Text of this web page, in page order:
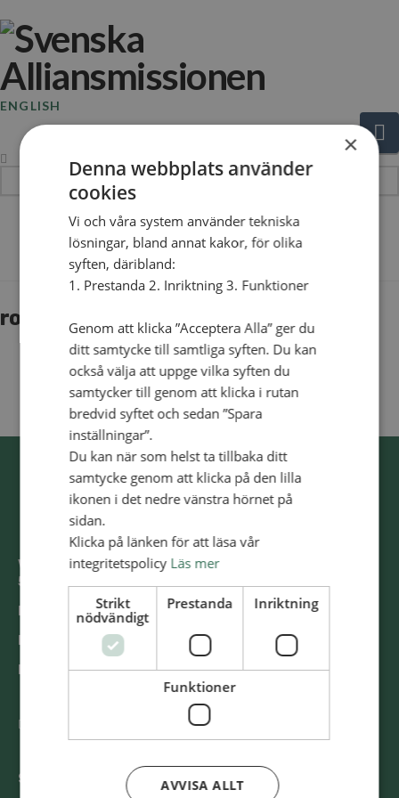
ENGLISH
The Blog
rostedals_1
Västra Storgatan 14
553 15 Jönköping
E-post: info@alliansmissionen.se
Fler kontaktuppgifter >
Report irregularities / Rapportera oegentligheter >
@SvenskaAlliansmissionen
Swish
×
Denna webbplats använder
cookies
Vi och våra system använder tekniska
lösningar, bland annat kakor, för olika
syften, däribland:
1. Prestanda 2. Inriktning 3. Funktioner
Genom att klicka ”Acceptera Alla” ger du
ditt samtycke till samtliga syften. Du kan
också välja att uppge vilka syften du
samtycker till genom att klicka i rutan
bredvid syftet och sedan ”Spara
inställningar”.
Du kan när som helst ta tillbaka ditt
samtycke genom att klicka på den lilla
ikonen i det nedre vänstra hörnet på
sidan.
Klicka på länken för att läsa vår
integritetspolicy Läs mer
Strikt
nödvändigt
Prestanda Inriktning
Funktioner
AVVISA ALLT